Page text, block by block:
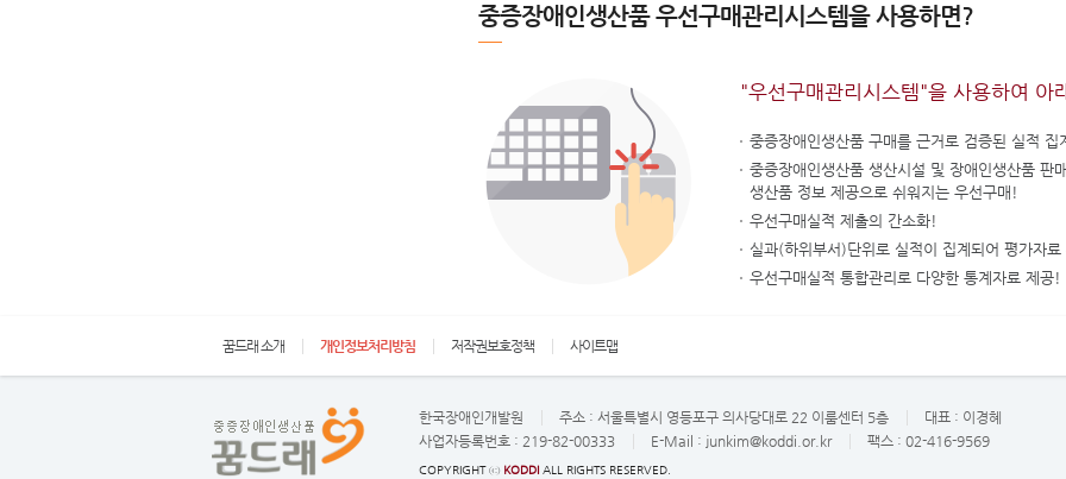
중증장애인생산품 우선구매관리시스템을 사용하면?
"우선구매관리시스템"을 사용하여 아
중증장애인생산품 구매를 근거로 검증된 실적 집
중증장애인생산품 생산시설 및 장애인생산품 판
생산품 정보 제공으로 쉬워지는 우선구매!
우선구매실적 제출의 간소화!
실과(하위부서)단위로 실적이 집계되어 평가자료
우선구매실적 통합관리로 다양한 통계자료 제공!
꿈드래 소개 개인정보처리방침 저작권보호정책 사이트맵
한국장애인개발원 주소 : 서울특별시 영등포구 의사당대로 22 이룸센터 5층 대표 : 이경혜
사업자등록번호 : 219-82-00333 E-Mail : junkim@koddi.or.kr 팩스 : 02-416-9569
COPYRIGHT ⓒ KODDI ALL RIGHTS RESERVED.